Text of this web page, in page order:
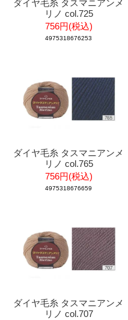
ダイヤ毛糸 タスマニアンメ
リノ col.725
756円(税込)
4975318676253
ダイヤ毛糸 タスマニアンメ
リノ col.765
756円(税込)
4975318676659
ダイヤ毛糸 タスマニアンメ
リノ col.707